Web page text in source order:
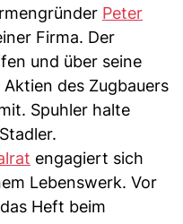
Peter
Firma. Der
und über seine
des Zugbauers
Spuhler halte
engagiert sich
Lebenswerk. Vor
Heft beim